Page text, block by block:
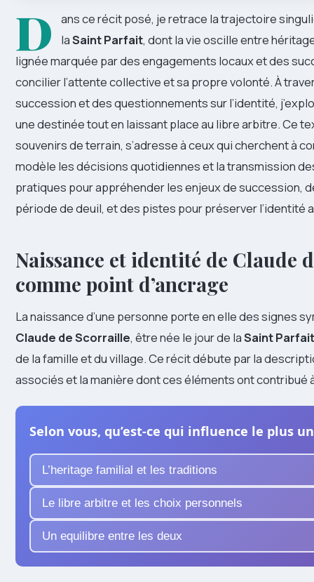
D
ans ce récit posé, je retrace la trajectoire
laSaint Parfait, dont la vie oscille entre
lignée marquée par des engagements locaux et des
concilier l’attente collective et sa propre volonté. À
succession et des questionnements sur l’identité,
une destinée tout en laissant place au libre arbitre. Ce
souvenirs de terrain, s’adresse à ceux qui cherchent à
modèle les décisions quotidiennes et la transmission
pratiques pour appréhender les enjeux de succession,
période de deuil, et des pistes pour préserver l’identité
Naissance et identité de Claude
comme point d’ancrage
La naissance d’une personne porte en elle des signes
Claude de Scorraille, être née le jour de laSaint Parfait
de la famille et du village. Ce récit débute par la
associés et la manière dont ces éléments ont contribué
Selon vous, qu’est-ce qui influence le plus
L’heritage familial et les traditions
Le libre arbitre et les choix personnels
Un equilibre entre les deux